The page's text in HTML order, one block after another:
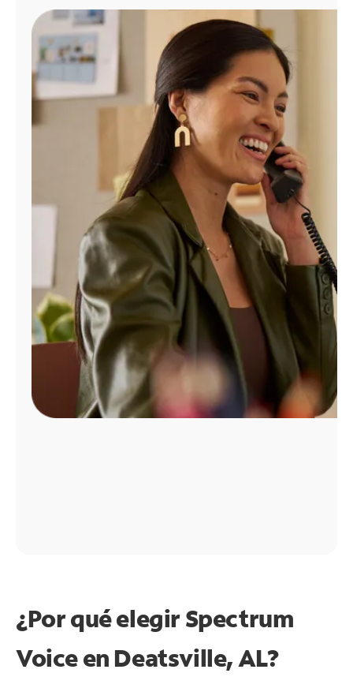
Administrar
cuenta
Encuentra
tienda
¿Por qué elegir Spectrum
Voice en Deatsville, AL?